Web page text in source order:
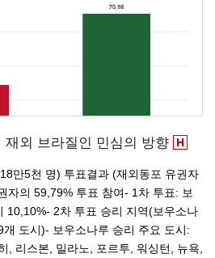
재외 브라질인 민심의 방향
만5천 명) 투표결과 (재외동포 유권자
자의 59,79% 투표 참여- 1차 투표: 보
10,10%- 2차 투표 승리 지역(보우소나
도시)- 보우소나루 승리 주요 도시:
, 리스본, 밀라노, 포르투, 워싱턴, 뉴욕,